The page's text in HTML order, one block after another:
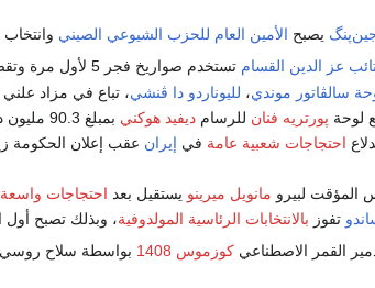
يصبح الأمين العام للحزب الشيوعي الصيني
عز الدين القسام تستخدم صواريخ فجر 5 لأول مرة وتقصف
سالڤاتور موندي، لليوناردو دا ڤنشي، تباع في مزاد علني بمبلغ
لوحة پورتريه فنان للرسامديفيد هوكني بمبلغ 90.3 مليون دولار، لتصبح اللوحة الأغلى لرسام لا يزال على قيد الحياة.
احتجاجات شعبية عامة في إيران عقب إعلان الحكومة
المؤقت لبيرو مانويل ميرينو يستقيل بعد احتجاجات واسعة
تفوز بالانتخابات الرئاسية المولدوفية، وبذلك تصبح أول
القمر الاصطناعيكوزموس 1408 بواسطة سلاح روسي